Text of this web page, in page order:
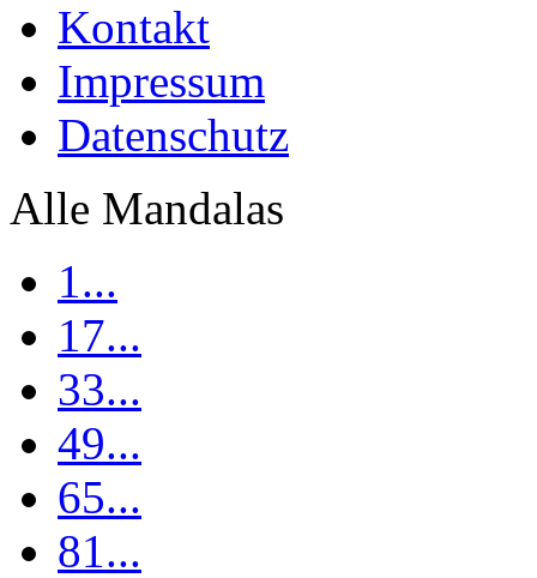
Kontakt
Impressum
Datenschutz
Alle Mandalas
1...
17...
33...
49...
65...
81...